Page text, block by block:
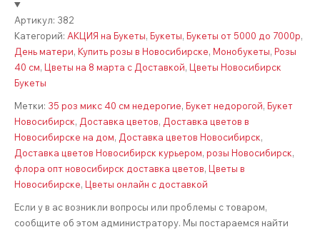
Артикул: 382
Категорий: АКЦИЯ на Букеты, Букеты, Букеты от 5000 до 7000р,
День матери, Купить розы в Новосибирске, Монобукеты, Розы
40 см, Цветы на 8 марта с Доставкой, Цветы Новосибирск
Букеты
Метки: 35 роз микс 40 см недерогие, Букет недорогой, Букет
Новосибирск, Доставка цветов, Доставка цветов в
Новосибирске на дом, Доставка цветов Новосибирск,
Доставка цветов Новосибирск курьером, розы Новосибирск,
флора опт новосибирск доставка цветов, Цветы в
Новосибирске, Цветы онлайн с доставкой
Если у в ас возникли вопросы или проблемы с товаром,
сообщите об этом администратору. Мы постараемся найти